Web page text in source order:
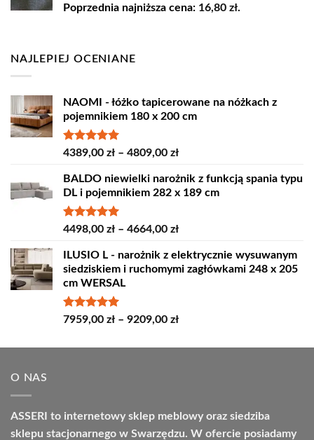
cena
cena
Poprzednia najniższa cena: 16,80 zł.
NAJLEPIEJ OCENIANE
NAOMI - łóżko tapicerowane na nóżkach z
pojemnikiem 180 x 200 cm
Oceniono
4389,00 zł – 4809,00 złZakres
od
4389,00 zł
4809,00 zł
BALDO niewielki narożnik z funkcją spania typu
DL i pojemnikiem 282 x 189 cm
Oceniono
4498,00 zł – 4664,00 złZakres
od
4498,00 zł
ILUSIO L - narożnik z elektrycznie wysuwanym
siedziskiem i ruchomymi zagłówkami 248 x 205
cm WERSAL
Oceniono
7959,00 zł – 9209,00 złZakres
od
O NAS
ASSERI to internetowy sklep meblowy oraz siedziba
sklepu stacjonarnego w Swarzędzu. W ofercie posiadamy